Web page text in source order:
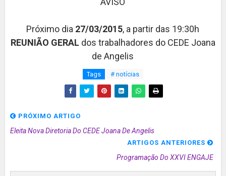
Próximo dia 27/03/2015, a partir das 19:30h
REUNIÃO GERAL dos trabalhadores do CEDE Joana
de Angelis
Tags # notícias
PRÓXIMO ARTIGO
Eleita Nova Diretoria Do CEDE Joana De Angelis
ARTIGOS ANTERIORES
Programação Do XXVI ENGAJE